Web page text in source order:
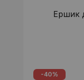
Ершик
-40%